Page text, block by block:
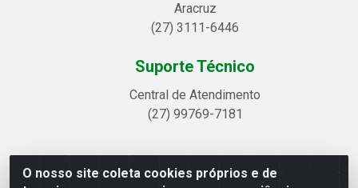
O nosso site coleta cookies próprios e de
Aracruz
(27) 3111-6446
Suporte Técnico
Central de Atendimento
(27) 99769-7181
Linhavix Distribuidora LTDA - Avenida Alegre, 2521 -